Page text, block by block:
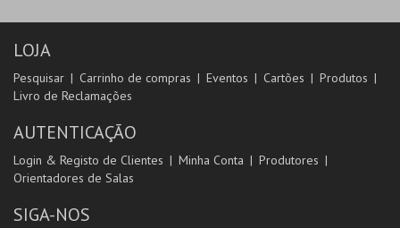
LOJA
Pesquisar Carrinho de compras Eventos Cartões
Produtos
Livro de Reclamações
AUTENTICAÇÃO
Login & Registo de Clientes Minha Conta
Produtores
Orientadores de Salas
SIGA-NOS